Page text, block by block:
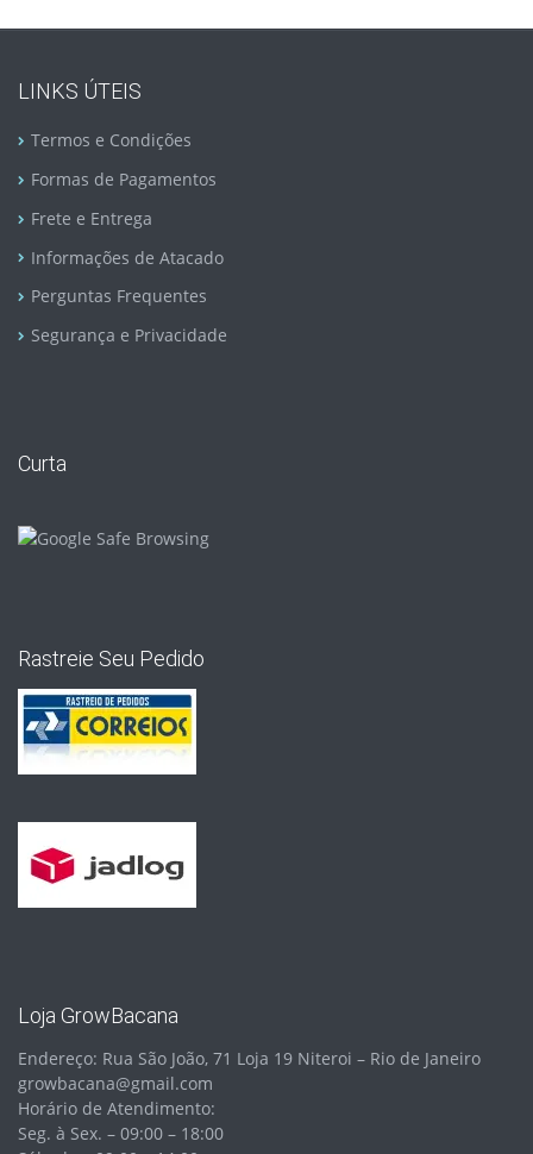
LINKS ÚTEIS
Termos e Condições
Formas de Pagamentos
Frete e Entrega
Informações de Atacado
Perguntas Frequentes
Segurança e Privacidade
Curta
Rastreie Seu Pedido
Loja GrowBacana
Endereço: Rua São João, 71 Loja 19 Niteroi – Rio de Janeiro
growbacana@gmail.com
Horário de Atendimento:
Seg. à Sex. – 09:00 – 18:00